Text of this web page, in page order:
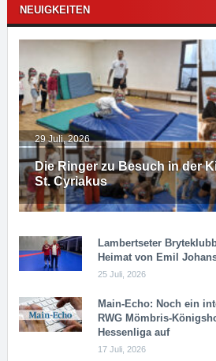
NEUIGKEITEN
Die Ringer zu Besuch in der
St. Cyriakus
29 Juli, 2026
Lambertseter
Heimat von Emil
25 Juli, 2026
Main-Echo: Noch ein
RWG Möm­b­ris-
Hessenliga auf
17 Juli, 2026